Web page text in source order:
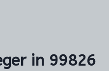
in 99826